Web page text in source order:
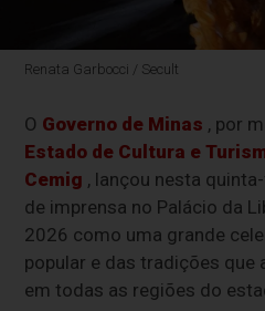
Renata Garbocci / Secult
O Governo de Minas , por
Estado de Cultura e
Cemig , lançou nesta
de imprensa no Palácio da
2026 como uma grande
popular e das tradições que
em todas as regiões do